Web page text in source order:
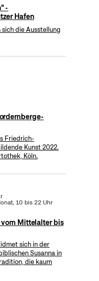
-
Hafen
sich die Ausstellung
Friedrich-
Kunst 2022.
Köln.
10 bis 22 Uhr
vom Mittelalter bis
sich in der
Susanna in
die kaum